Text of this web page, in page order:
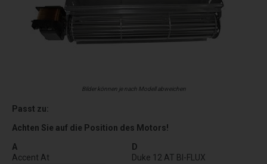
Bilder können je nach Modell abweichen
Passt zu:
Achten Sie auf die Position des Motors!
A
Accent At
D
Duke 12 AT BI-FLUX